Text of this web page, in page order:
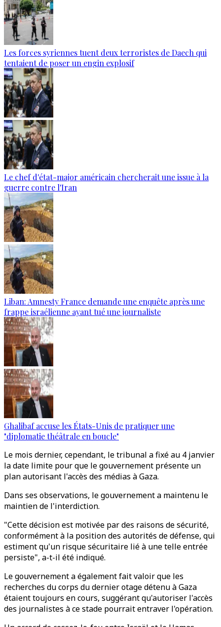
Les forces syriennes tuent deux terroristes de Daech qui
tentaient de poser un engin explosif
Le chef d'état-major américain chercherait une issue à la
guerre contre l'Iran
Liban: Amnesty France demande une enquête après une
frappe israélienne ayant tué une journaliste
Ghalibaf accuse les États-Unis de pratiquer une
"diplomatie théâtrale en boucle"
Le mois dernier, cependant, le tribunal a fixé au 4 janvier
la date limite pour que le gouvernement présente un
plan autorisant l'accès des médias à Gaza.
Dans ses observations, le gouvernement a maintenu le
maintien de l'interdiction.
"Cette décision est motivée par des raisons de sécurité,
conformément à la position des autorités de défense, qui
estiment qu'un risque sécuritaire lié à une telle entrée
persiste", a-t-il été indiqué.
Le gouvernement a également fait valoir que les
recherches du corps du dernier otage détenu à Gaza
étaient toujours en cours, suggérant qu'autoriser l'accès
des journalistes à ce stade pourrait entraver l'opération.